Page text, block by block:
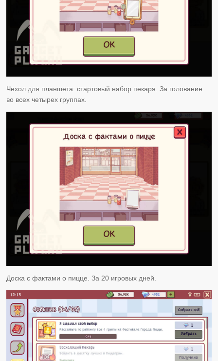
Чехол для планшета: стартовый набор пекаря. За голование
во всех четырех группах.
Доска с фактами о пицце. За 20 игровых дней.